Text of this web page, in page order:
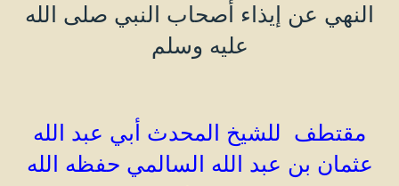
النهي عن إيذاء أصحاب النبي صلى الله
عليه وسلم
مقتطف للشيخ المحدث أبي عبد الله
عثمان بن عبد الله السالمي حفظه الله